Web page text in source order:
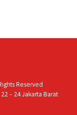
Reserved
– 24 Jakarta Barat